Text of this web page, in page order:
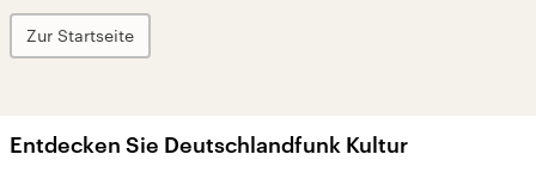
Zur Startseite
Entdecken Sie Deutschlandfunk Kultur